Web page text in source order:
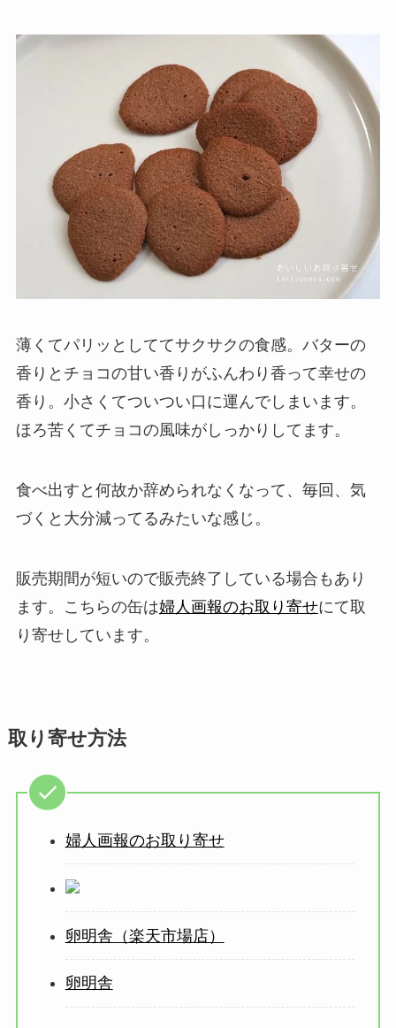
薄くてパリッとしててサクサクの食感。バターの
香りとチョコの甘い香りがふんわり香って幸せの
香り。小さくてついつい口に運んでしまいます。
ほろ苦くてチョコの風味がしっかりしてます。
食べ出すと何故か辞められなくなって、毎回、気
づくと大分減ってるみたいな感じ。
販売期間が短いので販売終了している場合もあり
ます。こちらの缶は婦人画報のお取り寄せにて取
り寄せしています。
取り寄せ方法
婦人画報のお取り寄せ
卵明舎（楽天市場店）
卵明舎